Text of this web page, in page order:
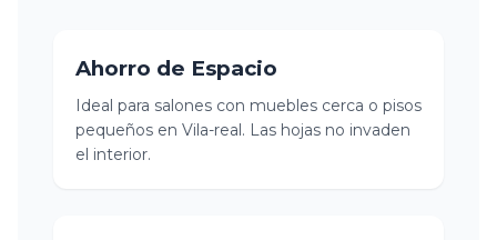
Ahorro de Espacio
Ideal para salones con muebles cerca o pisos
pequeños en Vila-real. Las hojas no invaden
el interior.